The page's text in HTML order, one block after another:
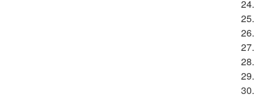
24.
25.
26.
27.
28.
29.
30.